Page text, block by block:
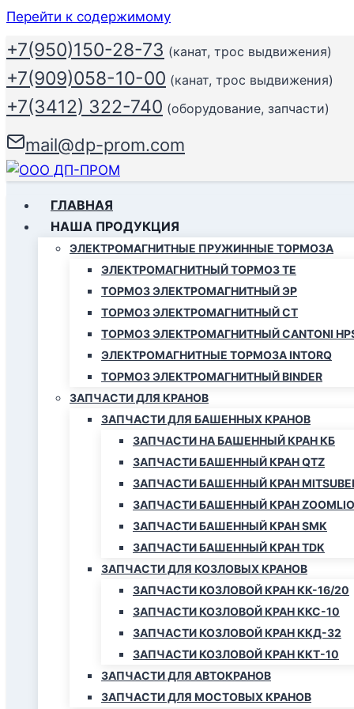
Перейти к содержимому
+7(950)150-28-73 (канат, трос выдвижения)
+7(909)058-10-00 (канат, трос выдвижения)
+7(3412) 322-740 (оборудование, запчасти)
mail@dp-prom.com
ГЛАВНАЯ
НАША ПРОДУКЦИЯ
ЭЛЕКТРОМАГНИТНЫЕ ПРУЖИННЫЕ ТОРМОЗА
ЭЛЕКТРОМАГНИТНЫЙ ТОРМОЗ ТЕ
ТОРМОЗ ЭЛЕКТРОМАГНИТНЫЙ ЭР
ТОРМОЗ ЭЛЕКТРОМАГНИТНЫЙ СТ
ТОРМОЗ ЭЛЕКТРОМАГНИТНЫЙ CANTONI
ЭЛЕКТРОМАГНИТНЫЕ ТОРМОЗА INTORQ
ТОРМОЗ ЭЛЕКТРОМАГНИТНЫЙ BINDER
ЗАПЧАСТИ ДЛЯ КРАНОВ
ЗАПЧАСТИ ДЛЯ БАШЕННЫХ КРАНОВ
ЗАПЧАСТИ НА БАШЕННЫЙ КРАН КБ
ЗАПЧАСТИ БАШЕННЫЙ КРАН QTZ
ЗАПЧАСТИ БАШЕННЫЙ КРАН
ЗАПЧАСТИ БАШЕННЫЙ КРАН
ЗАПЧАСТИ БАШЕННЫЙ КРАН SMK
ЗАПЧАСТИ БАШЕННЫЙ КРАН TDK
ЗАПЧАСТИ ДЛЯ КОЗЛОВЫХ КРАНОВ
ЗАПЧАСТИ КОЗЛОВОЙ КРАН КК-16/20
ЗАПЧАСТИ КОЗЛОВОЙ КРАН ККС-10
ЗАПЧАСТИ КОЗЛОВОЙ КРАН ККД-32
ЗАПЧАСТИ КОЗЛОВОЙ КРАН ККТ-10
ЗАПЧАСТИ ДЛЯ АВТОКРАНОВ
ЗАПЧАСТИ ДЛЯ МОСТОВЫХ КРАНОВ